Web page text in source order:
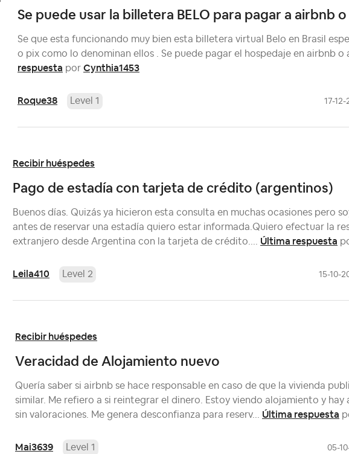
Se puede usar la billetera BELO para pagar a airbnb
Se que esta funcionando muy bien esta billetera virtual Belo en Brasil
o pix como lo denominan ellos . Se puede pagar el hospedaje en airbnb
respuesta por Cynthia1453
Roque38 Level 1 17-
Recibir huéspedes
Pago de estadía con tarjeta de crédito (argentinos)
Buenos días. Quizás ya hicieron esta consulta en muchas ocasiones pero
antes de reservar una estadía quiero estar informada.Quiero efectuar la
extranjero desde Argentina con la tarjeta de crédito.... Última respuesta
Leila410 Level 2 15-10-
Recibir huéspedes
Veracidad de Alojamiento nuevo
Quería saber si airbnb se hace responsable en caso de que la vivienda
similar. Me refiero a si reintegrar el dinero. Estoy viendo alojamiento y hay
sin valoraciones. Me genera desconfianza para reserv... Última respuesta
Mai3639 Level 1 05-